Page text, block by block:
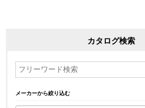
カタログ検索
メーカーから絞り込む